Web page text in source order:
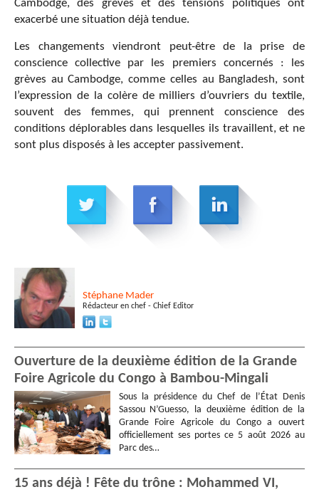
Cambodge, des grèves et des tensions politiques ont
exacerbé une situation déjà tendue.
Les changements viendront peut-être de la prise de
conscience collective par les premiers concernés : les
grèves au Cambodge, comme celles au Bangladesh, sont
l’expression de la colère de milliers d’ouvriers du textile,
souvent des femmes, qui prennent conscience des
conditions déplorables dans lesquelles ils travaillent, et ne
sont plus disposés à les accepter passivement.
Stéphane Mader
Rédacteur en chef - Chief Editor
Ouverture de la deuxième édition de la Grande
Foire Agricole du Congo à Bambou-Mingali
Sous la présidence du Chef de l’État Denis
Sassou N’Guesso, la deuxième édition de la
Grande Foire Agricole du Congo a ouvert
officiellement ses portes ce 5 août 2026 au
Parc des…
15 ans déjà ! Fête du trône : Mohammed VI,